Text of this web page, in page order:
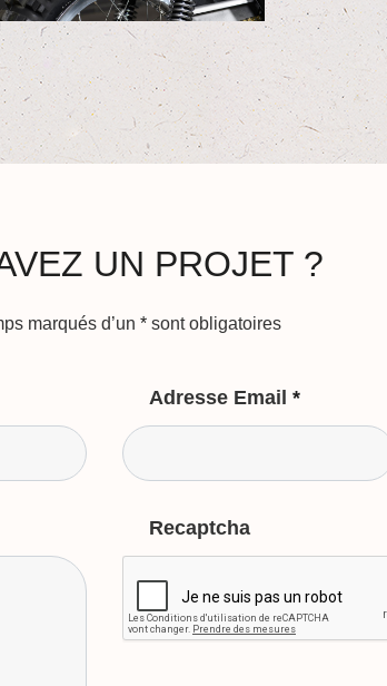
UN PROJET ?
marqués d’un * sont obligatoires
Adresse Email *
Recaptcha